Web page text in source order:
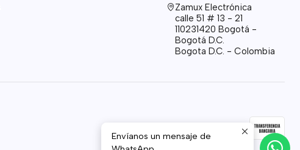
Zamux Electrónica
calle 51 # 13 - 21
110231420 Bogotá -
Bogotá D.C.
Bogota D.C. - Colombia
Envíanos un mensaje de